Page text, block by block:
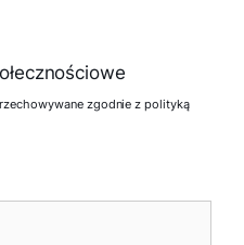
zgodnie z polityką